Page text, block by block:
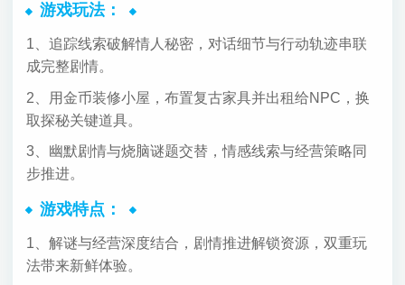
游戏玩法：
1、追踪线索破解情人秘密，对话细节与行动轨迹串联
成完整剧情。
2、用金币装修小屋，布置复古家具并出租给NPC，换
取探秘关键道具。
3、幽默剧情与烧脑谜题交替，情感线索与经营策略同
步推进。
游戏特点：
1、解谜与经营深度结合，剧情推进解锁资源，双重玩
法带来新鲜体验。